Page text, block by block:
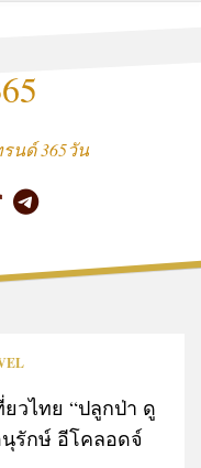
นด์ 365วัน
วไทย “ปลูกป่า ดู
รักษ์ อีโคลอดจ์